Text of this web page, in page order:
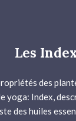
Les Index
des
yoga: Index,
des huiles